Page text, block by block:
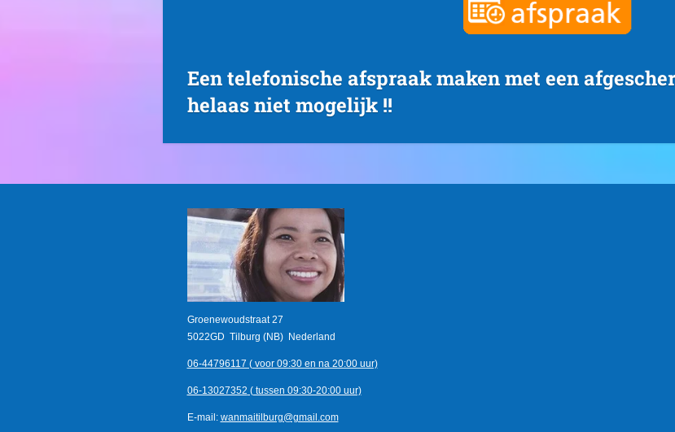
Een telefonische afspraak maken met een
helaas niet mogelijk !!
Groenewoudstraat 27
5022GD Tilburg (NB) Nederland
06-44796117 ( voor 09:30 en na 20:00 uur)
06-13027352 ( tussen 09:30-20:00 uur)
E-mail: wanmaitilburg@gmail.com